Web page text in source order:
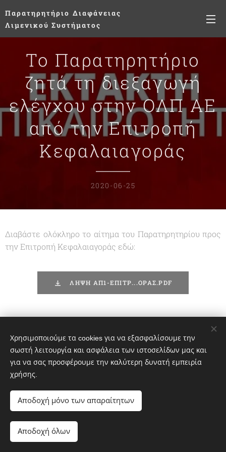
Παρατηρητήριο Διαφάνειας
Λιμενικού Συστήματος
Το Παρατηρητήριο
ζητά τη διεξαγωγή
ελέγχου στην ΟΛΠ ΑΕ
από την Επιτροπή
Κεφαλαιαγοράς
2020-06-25
Διαβάστε ολόκληρο το αίτημα του Παρατηρητηρίου προς
την Επιτροπή Κεφαλαιαγοράς εδώ:
ΛΗΨΗ ΑΠ1-ΕΠΙΤΡ...ΟΡΑΣ.PDF
Share
© 2020 greekportswatch@gmail.com
nΥλοποιήθηκε από τη
Χρησιμοποιούμε τα cookies για να εξασφαλίσουμε την
σωστή λειτουργία και ασφάλεια των ιστοσελίδων μας και
για να σας προσφέρουμε την καλύτερη δυνατή εμπειρία
χρήσης.
Αποδοχή μόνο των απαραίτητων
Αποδοχή όλων